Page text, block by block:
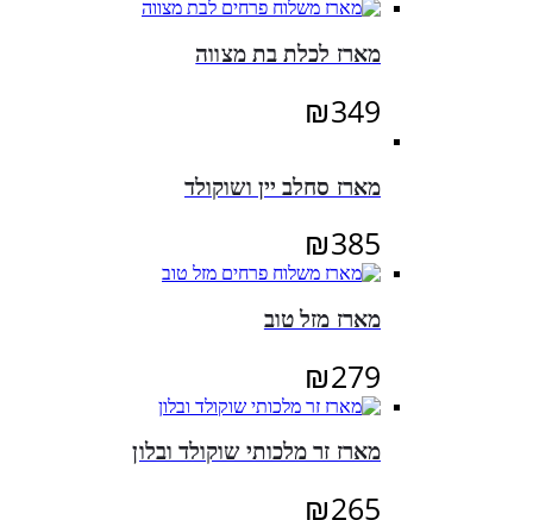
מארז לכלת בת מצווה
₪349
מארז סחלב יין ושוקולד
₪385
מארז מזל טוב
₪279
מארז זר מלכותי שוקולד ובלון
₪265